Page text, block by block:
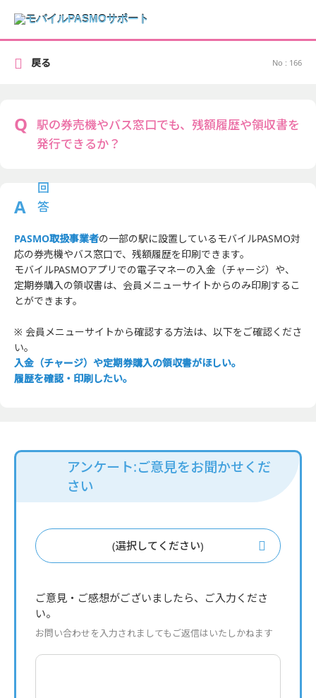
No : 166
駅の券売機やバス窓口でも、残額履歴や領収書を
発行できるか？
PASMO取扱事業者の一部の駅に設置しているモバイルPASMO対
応の券売機やバス窓口で、残額履歴を印刷できます。
モバイルPASMOアプリでの電子マネーの入金（チャージ）や、
定期券購入の領収書は、会員メニューサイトからのみ印刷するこ
とができます。
※ 会員メニューサイトから確認する方法は、以下をご確認くださ
い。
入金（チャージ）や定期券購入の領収書がほしい。
履歴を確認・印刷したい。
戻る
アンケート:ご意見をお聞かせくだ
さい
(選択してください)
ご意見・ご感想がございましたら、ご入力くださ
い。
お問い合わせを入力されましてもご返信はいたしかねます